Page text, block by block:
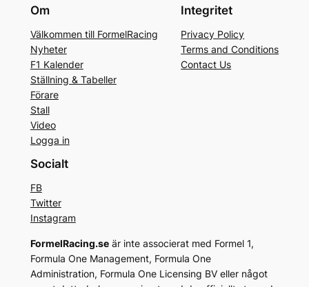
Om
Välkommen till FormelRacing
Nyheter
F1 Kalender
Ställning & Tabeller
Förare
Stall
Video
Logga in
Integritet
Privacy Policy
Terms and Conditions
Contact Us
Socialt
FB
Twitter
Instagram
FormelRacing.seär inte associerat med Formel 1,
Formula One Management, Formula One
Administration, Formula One Licensing BV eller något